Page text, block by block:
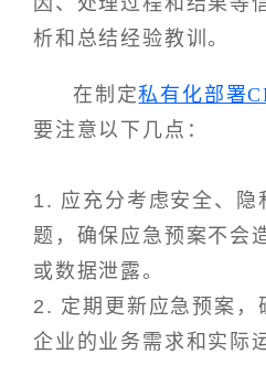
析和总结经验教训。
在制定私有化部署
要注意以下几点：
1. 应充分考虑安全、隐
题，确保应急预案不会
或数据泄露。
2. 定期更新应急预案，
企业的业务需求和实际